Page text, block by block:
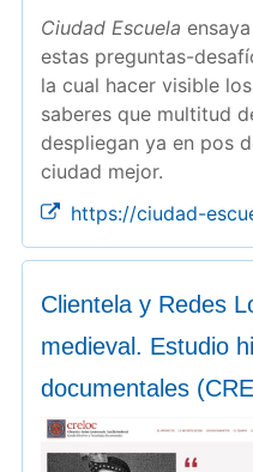
Ciudad Escuela
estas preguntas-
la cual hacer visible
saberes que multitud
despliegan ya en pos
ciudad mejor.
https://ciudad-
Clientela y Redes
medieval. Estudio
documentales